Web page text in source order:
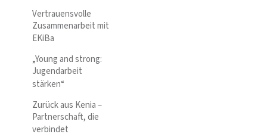
Vertrauensvolle
Zusammenarbeit mit
EKiBa
„Young and strong:
Jugendarbeit
stärken“
Zurück aus Kenia –
Partnerschaft, die
verbindet